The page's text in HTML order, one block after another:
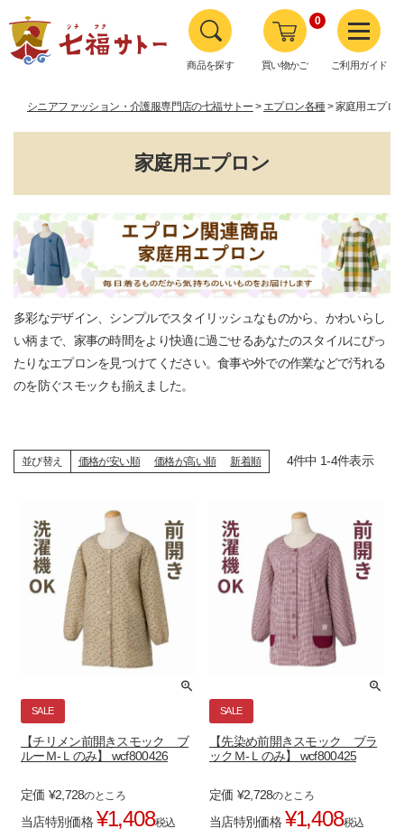
商品を探す 買い物かご
0
ご利用ガイド
シニアファッション・介護服専門店の七福サトー エプロン各種 家庭用エプロ
家庭用エプロン
多彩なデザイン、シンプルでスタイリッシュなものから、かわいらし
い柄まで、家事の時間をより快適に過ごせるあなたのスタイルにぴっ
たりなエプロンを見つけてください。食事や外での作業などで汚れる
のを防ぐスモックも揃えました。
並び替え 価格が安い順 価格が高い順 新着順 4件中 1-4件表示
SALE
【チリメン前開きスモック ブ
ルーＭ-Ｌのみ】 wcf800426
定価 ¥2,728のところ
当店特別価格 ¥1,408税込
SALE
【先染め前開きスモック ブラ
ックＭ-Ｌのみ】 wcf800425
定価 ¥2,728のところ
当店特別価格 ¥1,408税込